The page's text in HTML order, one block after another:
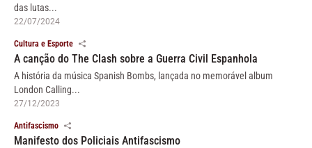
das lutas...
22/07/2024
Cultura e Esporte
A canção do The Clash sobre a Guerra Civil Espanhola
A história da música Spanish Bombs, lançada no memorável album
London Calling...
27/12/2023
Antifascismo
Manifesto dos Policiais Antifascismo